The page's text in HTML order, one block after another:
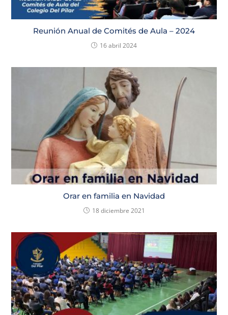
Reunión Anual de Comités de Aula – 2024
16 abril 2024
Orar en familia en Navidad
18 diciembre 2021